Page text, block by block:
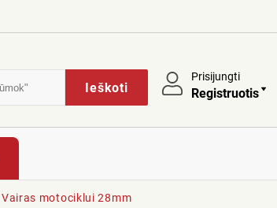
Ieškoti
Prisijungti
Registruotis
Vairas motociklui 28mm